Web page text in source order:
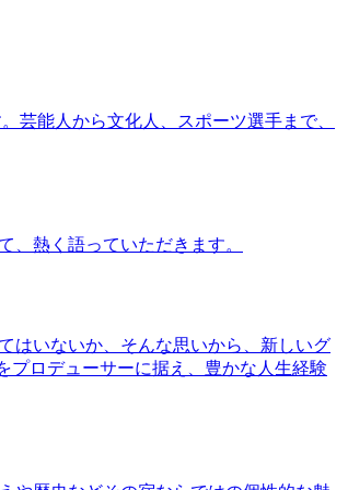
芸能人から文化人、スポーツ選手まで、
熱く語っていただきます。
はいないか、そんな思いから、新しいグ
プロデューサーに据え、豊かな人生経験